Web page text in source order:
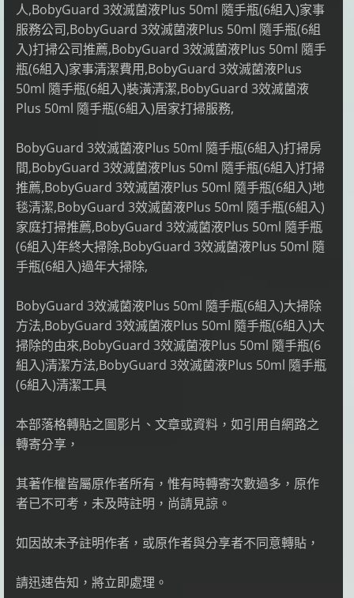
人,BobyGuard 3效滅菌液Plus 50ml 隨手瓶(6組入)家事
服務公司,BobyGuard 3效滅菌液Plus 50ml 隨手瓶(6組
入)打掃公司推薦,BobyGuard 3效滅菌液Plus 50ml 隨手
瓶(6組入)家事清潔費用,BobyGuard 3效滅菌液Plus
50ml 隨手瓶(6組入)裝潢清潔,BobyGuard 3效滅菌液
Plus 50ml 隨手瓶(6組入)居家打掃服務,
BobyGuard 3效滅菌液Plus 50ml 隨手瓶(6組入)打掃房
間,BobyGuard 3效滅菌液Plus 50ml 隨手瓶(6組入)打掃
推薦,BobyGuard 3效滅菌液Plus 50ml 隨手瓶(6組入)地
毯清潔,BobyGuard 3效滅菌液Plus 50ml 隨手瓶(6組入)
家庭打掃推薦,BobyGuard 3效滅菌液Plus 50ml 隨手瓶
(6組入)年終大掃除,BobyGuard 3效滅菌液Plus 50ml 隨
手瓶(6組入)過年大掃除,
BobyGuard 3效滅菌液Plus 50ml 隨手瓶(6組入)大掃除
方法,BobyGuard 3效滅菌液Plus 50ml 隨手瓶(6組入)大
掃除的由來,BobyGuard 3效滅菌液Plus 50ml 隨手瓶(6
組入)清潔方法,BobyGuard 3效滅菌液Plus 50ml 隨手瓶
(6組入)清潔工具
本部落格轉貼之圖影片、文章或資料，如引用自網路之
轉寄分享，
其著作權皆屬原作者所有，惟有時轉寄次數過多，原作
者已不可考，未及時註明，尚請見諒。
如因故未予註明作者，或原作者與分享者不同意轉貼，
請迅速告知，將立即處理。